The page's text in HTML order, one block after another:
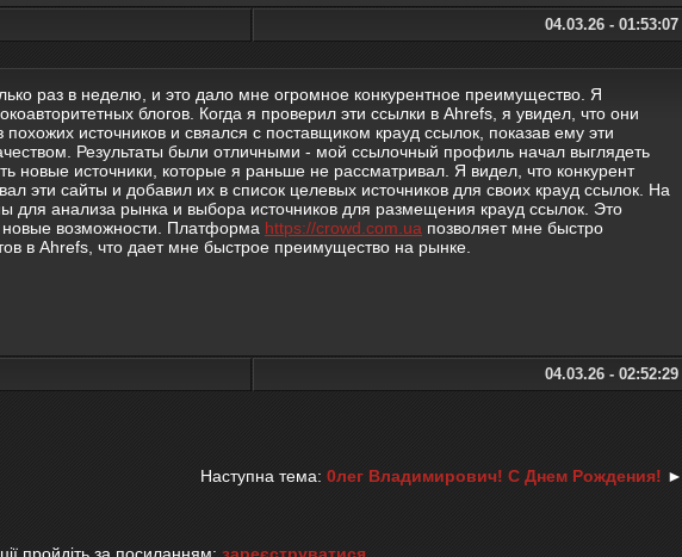
04.03.26 - 01:53:07
раз в неделю, и это дало мне огромное конкурентное преимущество. Я
блогов. Когда я проверил эти ссылки в Ahrefs, я увидел, что они
источников и свяался с поставщиком крауд ссылок, показав ему эти
Результаты были отличными - мой ссылочный профиль начал выглядеть
источники, которые я раньше не рассматривал. Я видел, что конкурент
эти сайты и добавил их в список целевых источников для своих крауд ссылок. На
для анализа рынка и выбора источников для размещения крауд ссылок. Это
новые возможности. Платформа https://crowd.com.ua позволяет мне быстро
в Ahrefs, что дает мне быстрое преимущество на рынке.
04.03.26 - 02:52:29
Наступна тема: 0лег Bладимирович! С Днем Рождения! ►
пройдіть за посиланням: зареєструватися